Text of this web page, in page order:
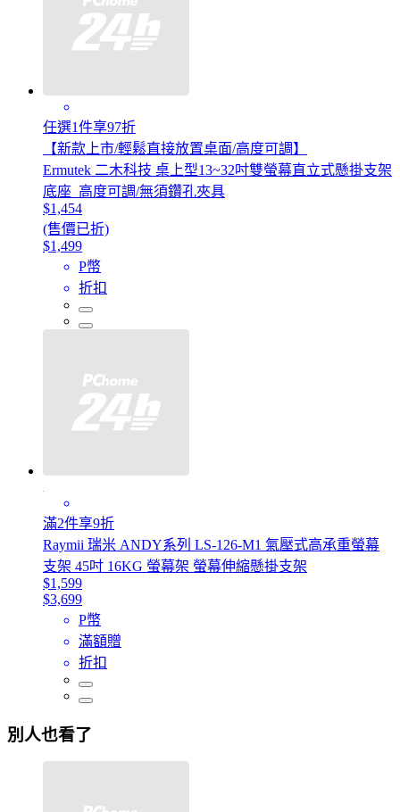
任選1件享97折
【新款上市/輕鬆直接放置桌面/高度可調】
Ermutek 二木科技 桌上型13~32吋雙螢幕直立式懸掛支架
底座_高度可調/無須鑽孔夾具
$1,454
(售價已折)
$1,499
P幣
折扣
滿2件享9折
Raymii 瑞米 ANDY系列 LS-126-M1 氣壓式高承重螢幕
支架 45吋 16KG 螢幕架 螢幕伸縮懸掛支架
$1,599
$3,699
P幣
滿額贈
折扣
別人也看了